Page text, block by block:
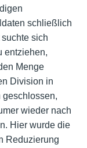
schließlich
sich
entziehen,
Menge
Division in
geschlossen,
wieder nach
Hier wurde die
Reduzierung